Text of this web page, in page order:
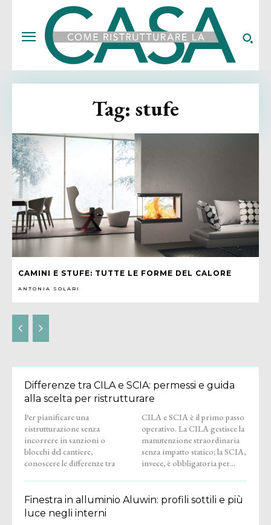
CAMINI E STUFE: TUTTE LE FORME DEL CALORE
ANTONIA SOLARI
Tag: stufe
Differenze tra CILA e SCIA: permessi e guida
alla scelta per ristrutturare
Per pianificare una
ristrutturazione senza
incorrere in sanzioni o
blocchi del cantiere,
conoscere le differenze tra
CILA e SCIA è il primo passo
operativo. La CILA gestisce la
manutenzione straordinaria
senza impatto statico; la SCIA,
invece, è obbligatoria per...
Finestra in alluminio Aluwin: profili sottili e più
luce negli interni